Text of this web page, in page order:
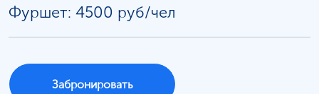
Фуршет: 4500 руб/чел
Забронировать